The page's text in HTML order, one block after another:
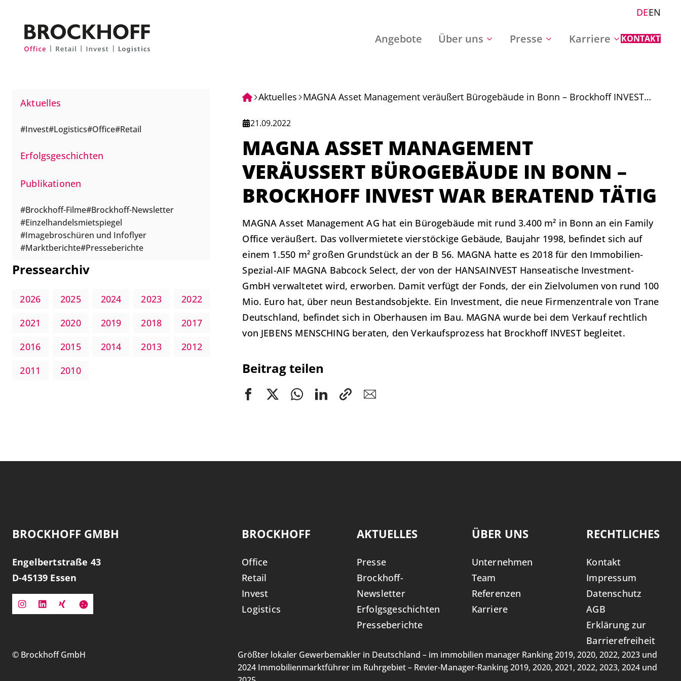
Zum Fuß springen
Angebote Über uns Presse Karriere KONTAKT
DEEN
Aktuelles
Invest Logistics Office Retail
Erfolgsgeschichten
Publikationen
Brockhoff-Filme Brockhoff-Newsletter
Einzelhandelsmietspiegel
Imagebroschüren und Infoflyer
Marktberichte Presseberichte
Pressearchiv
2026 2025 2024 2023
2022
2021
2020 2019 2018
2017
2016
2015 2014 2013
2012
2011
2010
Aktuelles MAGNA Asset Management veräußert Bürogebäude in Bonn – Brockhoff INVEST
21.09.2022
MAGNA ASSET MANAGEMENT
VERÄUSSERT BÜROGEBÄUDE IN BONN – B
ROCKHOFF INVEST WAR BERATEND TÄTIG
MAGNA Asset Management AG hat ein Bürogebäude mit rund 3.400 m² in Bonn an ein Family
Office veräußert. Das vollvermietete vierstöckige Gebäude, Baujahr 1998, befindet sich auf
einem 1.550 m² großen Grundstück an der B 56. MAGNA hatte es 2018 für den Immobilien-
Spezial-AIF MAGNA Babcock Select, der von der HANSAINVEST Hanseatische Investment-
GmbH verwaltetet wird, erworben. Damit verfügt der Fonds, der ein Zielvolumen von rund 100
Mio. Euro hat, über neun Bestandsobjekte. Ein Investment, die neue Firmenzentrale von Trane
Deutschland, befindet sich in Oberhausen im Bau. MAGNA wurde bei dem Verkauf rechtlich
von JEBENS MENSCHING beraten, den Verkaufsprozess hat Brockhoff INVEST begleitet.
Beitrag teilen
BROCKHOFF GMBH
Engelbertstraße 43
D-45139 Essen
BROCKHOFF
Office
Retail
Invest
Logistics
AKTUELLES
Presse
Brockhoff-
Newsletter
Erfolgsgeschichten
Presseberichte
ÜBER UNS
Unternehmen
Team
Referenzen
Karriere
RECHTLICHES
Kontakt
Impressum
Datenschutz
AGB
Erklärung zur
Barrierefreiheit
© Brockhoff GmbH
Größter lokaler Gewerbemakler in Deutschland – im immobilien manager Ranking 2019, 2020, 2022, 2023 und
2024 Immobilienmarktführer im Ruhrgebiet – Revier-Manager-Ranking 2019, 2020, 2021, 2022, 2023, 2024 und